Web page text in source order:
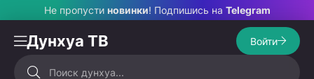
Не пропусти новинки! Подпишись на Telegram
Дунхуа ТВ Войти